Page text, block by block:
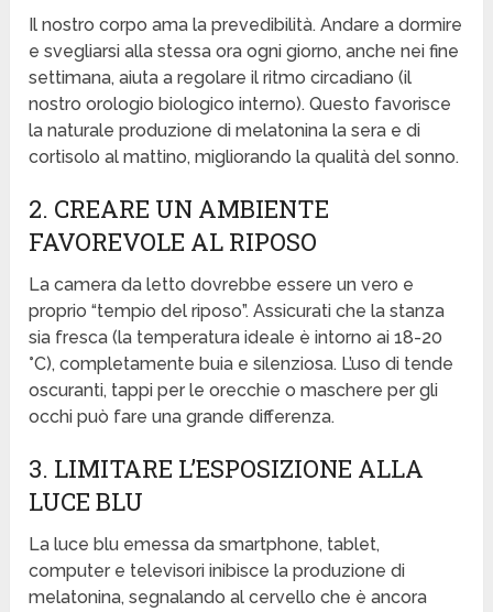
Il nostro corpo ama la prevedibilità. Andare a dormire
e svegliarsi alla stessa ora ogni giorno, anche nei fine
settimana, aiuta a regolare il ritmo circadiano (il
nostro orologio biologico interno). Questo favorisce
la naturale produzione di melatonina la sera e di
cortisolo al mattino, migliorando la qualità del sonno.
2. CREARE UN AMBIENTE
FAVOREVOLE AL RIPOSO
La camera da letto dovrebbe essere un vero e
proprio “tempio del riposo”. Assicurati che la stanza
sia fresca (la temperatura ideale è intorno ai 18-20
°C), completamente buia e silenziosa. L’uso di tende
oscuranti, tappi per le orecchie o maschere per gli
occhi può fare una grande differenza.
3. LIMITARE L’ESPOSIZIONE ALLA
LUCE BLU
La luce blu emessa da smartphone, tablet,
computer e televisori inibisce la produzione di
melatonina, segnalando al cervello che è ancora